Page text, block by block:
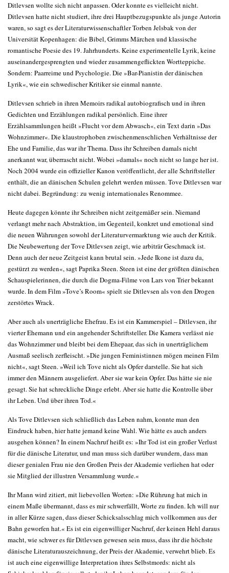
Ditlevsen wollte sich nicht anpassen. Oder konnte es vielleicht nicht.
Ditlevsen hatte nicht studiert, ihre drei Hauptbezugspunkte als junge Autorin
waren, so sagt es der Literaturwissenschaftler Torben Jelsbak von der
Universität Kopenhagen: die Bibel, Grimms Märchen und klassische
romantische Poesie des 19. Jahrhunderts. Keine experimentelle Lyrik, keine
auseinandergesprengten und wieder zusammengeflickten Wortteppiche.
Sondern: Paarreime und Psychologie. Die »Bar-Pianistin der dänischen
Lyrik«, wie ein schwedischer Kritiker sie einmal nannte.
Ditlevsen schrieb in ihren Memoirs radikal autobiografisch und in ihren
Gedichten und Erzählungen radikal persönlich. Eine ihrer
Erzählsammlungen heißt »Flucht vor dem Abwasch«, ein Text darin »Das
Wohnzimmer«. Die klaustrophoben zwischenmenschlichen Verhältnisse der
Ehe und Familie, das war ihr Thema. Dass ihr Schreiben damals nicht
anerkannt war, überrascht nicht. Wobei »damals« noch nicht so lange her ist.
Noch 2004 wurde ein offizieller Kanon veröffentlicht, der alle Schriftsteller
enthält, die an dänischen Schulen gelehrt werden müssen. Tove Ditlevsen war
nicht dabei. Begründung: zu wenig internationales Renommee.
Heute dagegen könnte ihr Schreiben nicht zeitgemäßer sein. Niemand
verlangt mehr nach Abstraktion, im Gegenteil, konkret und emotional sind
die neuen Währungen sowohl der Literaturvermarktung wie auch der Kritik.
Die Neubewertung der Tove Ditlevsen zeigt, wie arbiträr Geschmack ist.
Denn auch der neue Zeitgeist kann brutal sein. »Jede Ikone ist dazu da,
gestürzt zu werden«, sagt Paprika Steen. Steen ist eine der größten dänischen
Schauspielerinnen, die durch die Dogma-Filme von Lars von Trier bekannt
wurde. In dem Film »Tove’s Room« spielt sie Ditlevsen als von den Drogen
zerstörtes Wrack.
Aber auch als unerträgliche Ehefrau. Es ist ein Kammerspiel – Ditlevsen, ihr
vierter Ehemann und ein angehender Schriftsteller. Die Kamera verlässt nie
das Wohnzimmer und bleibt bei dem Ehepaar, das sich in unerträglichem
Ausmaß seelisch zerfleischt. »Die jungen Feministinnen mögen meinen Film
nicht«, sagt Steen. »Weil ich Tove nicht als Opfer darstelle. Sie hat sich
immer den Männern ausgeliefert. Aber sie war kein Opfer. Das hätte sie nie
gesagt. Sie hat schreckliche Dinge erlebt. Aber sie hatte die Kontrolle über
ihr Leben. Und über ihren Tod.«
Als Tove Ditlevsen sich schließlich das Leben nahm, konnte man den
Eindruck haben, hier hatte jemand keine Wahl. Wie hätte es auch anders
ausgehen können? In einem Nachruf heißt es: »Ihr Tod ist ein großer Verlust
für die dänische Literatur, und man muss sich darüber wundern, dass man
dieser genialen Frau nie den Großen Preis der Akademie verliehen hat oder
sie Mitglied der illustren Versammlung wurde.«
Ihr Mann wird zitiert, mit liebevollen Worten: »Die Rührung hat mich in
einem Maße übermannt, dass es mir schwerfällt, Worte zu finden. Ich will nur
in aller Kürze sagen, dass dieser Schicksalsschlag mich vollkommen aus der
Bahn geworfen hat.« Es ist ein eigenwilliger Nachruf, der keinen Hehl daraus
macht, wie schwer es für Ditlevsen gewesen sein muss, dass ihr die höchste
dänische Literaturauszeichnung, der Preis der Akademie, verwehrt blieb. Es
ist auch eine eigenwillige Interpretation ihres Selbstmords: nicht als